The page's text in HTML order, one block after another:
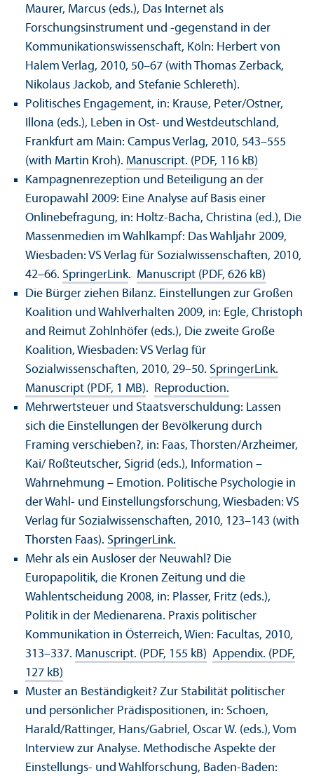
Maurer, Marcus (eds.), Das Internet als
Forschungsinstrument und -gegenstand in der
Kommunikationswissenschaft, Köln: Herbert von
Halem Verlag, 2010, 50–67 (with Thomas Zerback,
Nikolaus Jackob, and Stefanie Schlereth).
Politisches Engagement, in: Krause, Peter/Ostner,
Illona (eds.), Leben in Ost- und Westdeutschland,
Frankfurt am Main: Campus Verlag, 2010, 543–555
(with Martin Kroh). Manuscript. (PDF, 116 kB)
Kampagnenrezeption und Beteiligung an der
Europawahl 2009: Eine Analyse auf Basis einer
Onlinebefragung, in: Holtz-Bacha, Christina (ed.), Die
Massenmedien im Wahlkampf: Das Wahljahr 2009,
Wiesbaden: VS Verlag für Sozialwissenschaften, 2010,
42–66. SpringerLink. Manuscript (PDF, 626 kB)
Die Bürger ziehen Bilanz. Einstellungen zur Großen
Koalition und Wahlverhalten 2009, in: Egle, Christoph
and Reimut Zohlnhöfer (eds.), Die zweite Große
Koalition, Wiesbaden: VS Verlag für
Sozialwissenschaften, 2010, 29–50. SpringerLink.
Manuscript (PDF, 1 MB). Reproduction.
Mehrwertsteuer und Staatsverschuldung: Lassen
sich die Einstellungen der Bevölkerung durch
Framing verschieben?, in: Faas, Thorsten/Arzheimer,
Kai/ Roßteutscher, Sigrid (eds.), Information –
Wahrnehmung – Emotion. Politische Psychologie in
der Wahl- und Einstellungsforschung, Wiesbaden: VS
Verlag für Sozialwissenschaften, 2010, 123–143 (with
Thorsten Faas). SpringerLink.
Mehr als ein Auslöser der Neuwahl? Die
Europapolitik, die Kronen Zeitung und die
Wahlentscheidung 2008, in: Plasser, Fritz (eds.),
Politik in der Medienarena. Praxis politischer
Kommunikation in Österreich, Wien: Facultas, 2010,
313–337. Manuscript. (PDF, 155 kB) Appendix. (PDF,
127 kB)
Muster an Beständigkeit? Zur Stabilität politischer
und persönlicher Prädispositionen, in: Schoen,
Harald/Rattinger, Hans/Gabriel, Oscar W. (eds.), Vom
Interview zur Analyse. Methodische Aspekte der
Einstellungs- und Wahlforschung, Baden-Baden: